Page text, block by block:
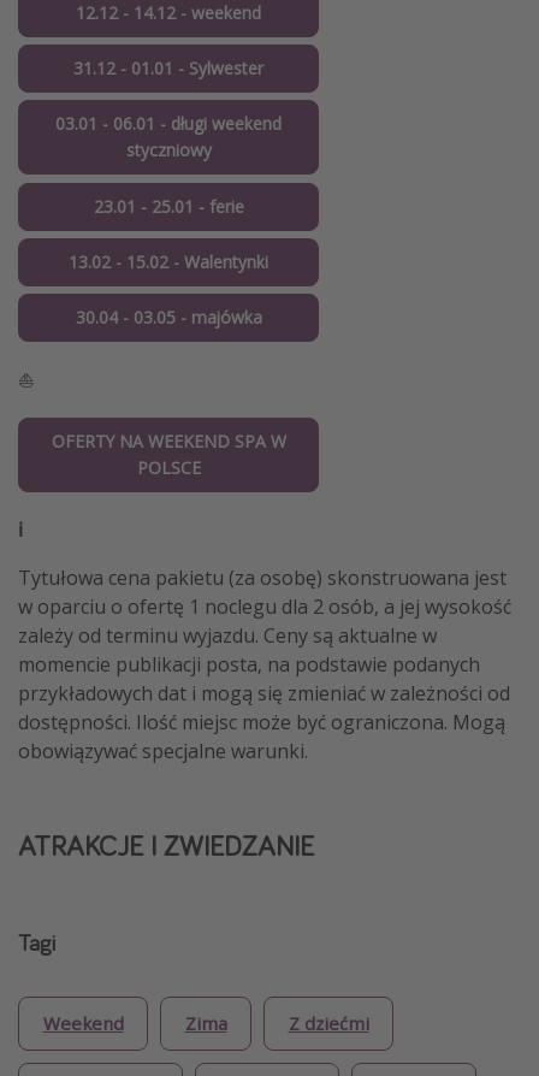
12.12 - 14.12 - weekend
31.12 - 01.01 - Sylwester
03.01 - 06.01 - długi weekend
styczniowy
23.01 - 25.01 - ferie
13.02 - 15.02 - Walentynki
30.04 - 03.05 - majówka
⛵️
OFERTY NA WEEKEND SPA W
POLSCE
ℹ️
Tytułowa cena pakietu (za osobę) skonstruowana jest
w oparciu o ofertę 1 noclegu dla 2 osób, a jej wysokość
zależy od terminu wyjazdu. Ceny są aktualne w
momencie publikacji posta, na podstawie podanych
przykładowych dat i mogą się zmieniać w zależności od
dostępności. Ilość miejsc może być ograniczona. Mogą
obowiązywać specjalne warunki.
ATRAKCJE I ZWIEDZANIE
Tagi
Weekend Zima Z dziećmi